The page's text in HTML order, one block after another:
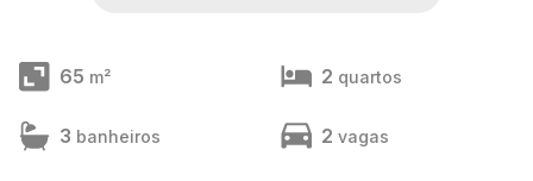
65 m² 2 quartos
3 banheiros 2 vagas